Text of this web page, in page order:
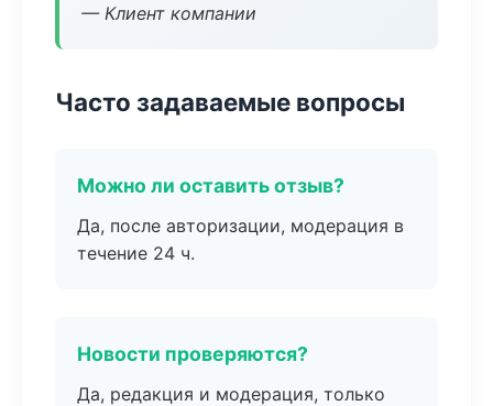
— Клиент компании
Часто задаваемые вопросы
Можно ли оставить отзыв?
Да, после авторизации, модерация в
течение 24 ч.
Новости проверяются?
Да, редакция и модерация, только